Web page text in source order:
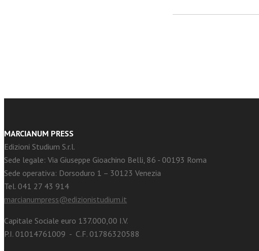
MARCIANUM PRESS
Edizioni Studium S.r.l.
Sede legale: Via Giuseppe Gioachino Belli, 86 - 00193 Roma
Sede operativa: Dorsoduro 1 – 30123 Venezia
Tel. 041 27 43 914
marcianumpress@edizionistudium.it
Capitale Sociale euro 137.000,00 I.V.
P.I. 01014761009 - C.F. 01786320588